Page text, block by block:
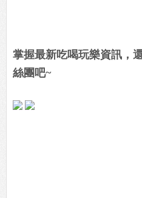
掌握最新吃喝玩樂資訊，
絲團吧~